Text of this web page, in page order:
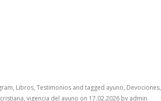
, Libros, Testimoniosand tagged ayuno, Devociones,
, vigencia del ayuno on 17.02.2026by admin.